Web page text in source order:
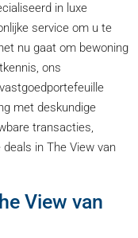
in luxe
service om u te
nu gaat om bewoning
ons
met deskundige
transacties,
in The View van
View van